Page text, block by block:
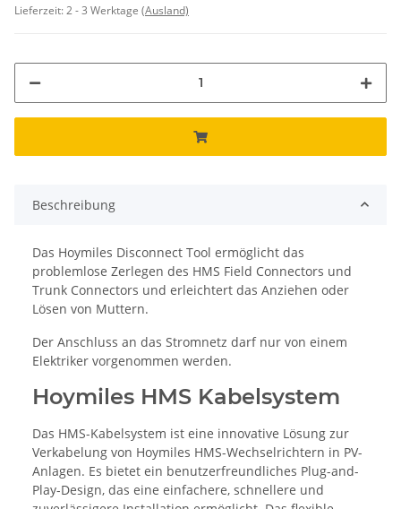
Lieferzeit:2 - 3 Werktage (Ausland)
Beschreibung
Das Hoymiles Disconnect Tool ermöglicht das
problemlose Zerlegen des HMS Field Connectors und
Trunk Connectors und erleichtert das Anziehen oder
Lösen von Muttern.
Der Anschluss an das Stromnetz darf nur von einem
Elektriker vorgenommen werden.
Hoymiles HMS Kabelsystem
Das HMS-Kabelsystem ist eine innovative Lösung zur
Verkabelung von Hoymiles HMS-Wechselrichtern in PV-
Anlagen. Es bietet ein benutzerfreundliches Plug-and-
Play-Design, das eine einfachere, schnellere und